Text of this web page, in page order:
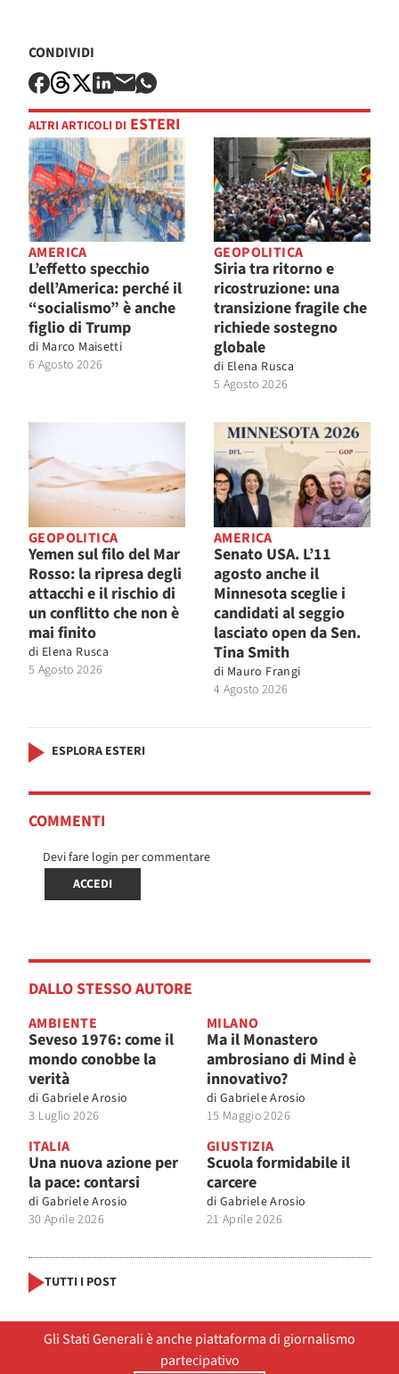
CONDIVIDI
ALTRI ARTICOLI DI ESTERI
AMERICA
L’effetto specchio
dell’America: perché il
“socialismo” è anche
figlio di Trump
di Marco Maisetti
6 Agosto 2026
GEOPOLITICA
Siria tra ritorno e
ricostruzione: una
transizione fragile che
richiede sostegno
globale
di Elena Rusca
5 Agosto 2026
GEOPOLITICA
Yemen sul filo del Mar
Rosso: la ripresa degli
attacchi e il rischio di
un conflitto che non è
mai finito
di Elena Rusca
5 Agosto 2026
AMERICA
Senato USA. L’11
agosto anche il
Minnesota sceglie i
candidati al seggio
lasciato open da Sen.
Tina Smith
di Mauro Frangi
4 Agosto 2026
ESPLORA ESTERI
COMMENTI
Devi fare login per commentare
ACCEDI
DALLO STESSO AUTORE
AMBIENTE
Seveso 1976: come il
mondo conobbe la
verità
di Gabriele Arosio
3 Luglio 2026
MILANO
Ma il Monastero
ambrosiano di Mind è
innovativo?
di Gabriele Arosio
15 Maggio 2026
ITALIA
Una nuova azione per
la pace: contarsi
di Gabriele Arosio
30 Aprile 2026
GIUSTIZIA
Scuola formidabile il
carcere
di Gabriele Arosio
21 Aprile 2026
TUTTI I POST
Gli Stati Generali è anche piattaforma di giornalismo
partecipativo